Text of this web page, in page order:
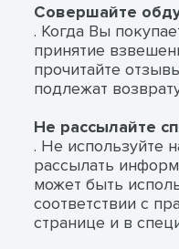
Совершайте
. Когда Вы
принятие
прочитайте
подлежат
Не рассылайте
. Не используйте
рассылать
может быть
соответствии с
странице и в